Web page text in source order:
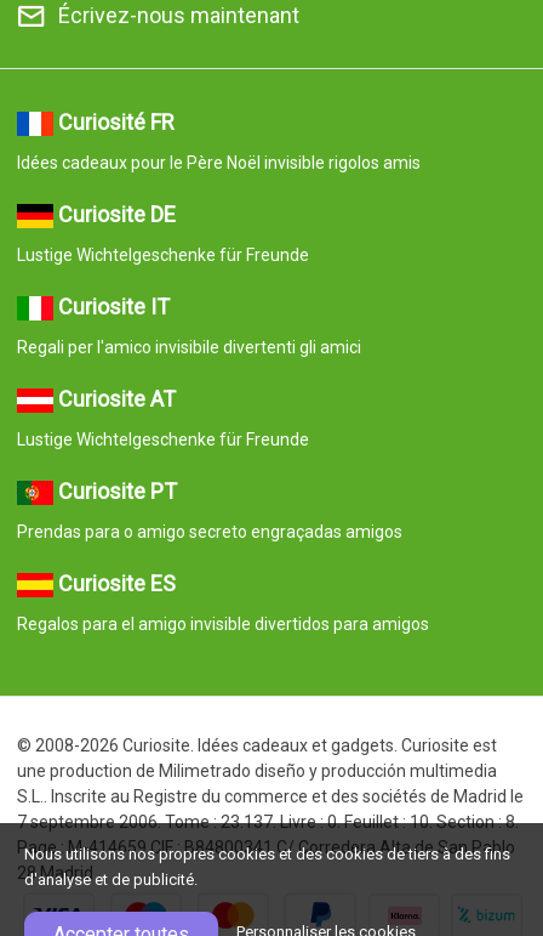
Écrivez-nous maintenant
Curiosité FR
Idées cadeaux pour le Père Noël invisible rigolos amis
Curiosite DE
Lustige Wichtelgeschenke für Freunde
Curiosite IT
Regali per l'amico invisibile divertenti gli amici
Curiosite AT
Lustige Wichtelgeschenke für Freunde
Curiosite PT
Prendas para o amigo secreto engraçadas amigos
Curiosite ES
Regalos para el amigo invisible divertidos para amigos
© 2008-2026 Curiosite. Idées cadeaux et gadgets. Curiosite est
une production de Milimetrado diseño y producción multimedia
S.L.. Inscrite au Registre du commerce et des sociétés de Madrid le
7 septembre 2006. Tome : 23.137. Livre : 0. Feuillet : 10. Section : 8.
Page : M-414659 CIF : B84800341 C/ Corredera Alta de San Pablo
28 Madrid
Nous utilisons nos propres cookies et des cookies de tiers à des fins
d'analyse et de publicité.
Personnaliser les cookies